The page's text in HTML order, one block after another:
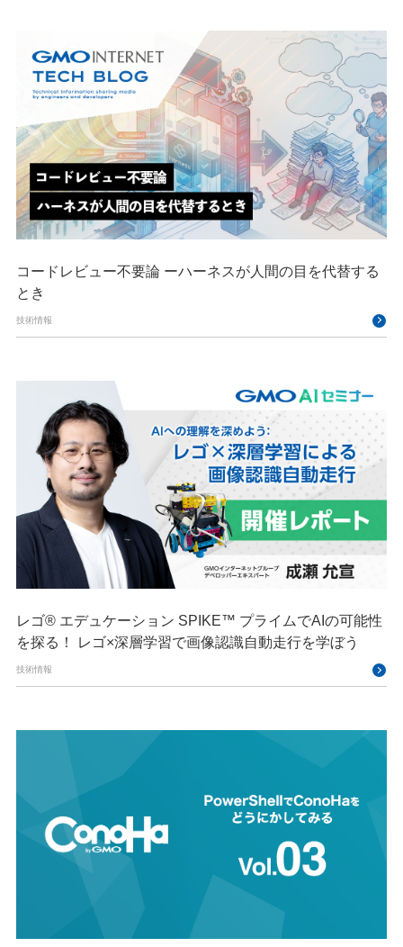
コードレビュー不要論 ーハーネスが人間の目を代替する
とき
技術情報
レゴ® エデュケーション SPIKE™ プライムでAIの可能性
を探る！ レゴ×深層学習で画像認識自動走行を学ぼう
技術情報